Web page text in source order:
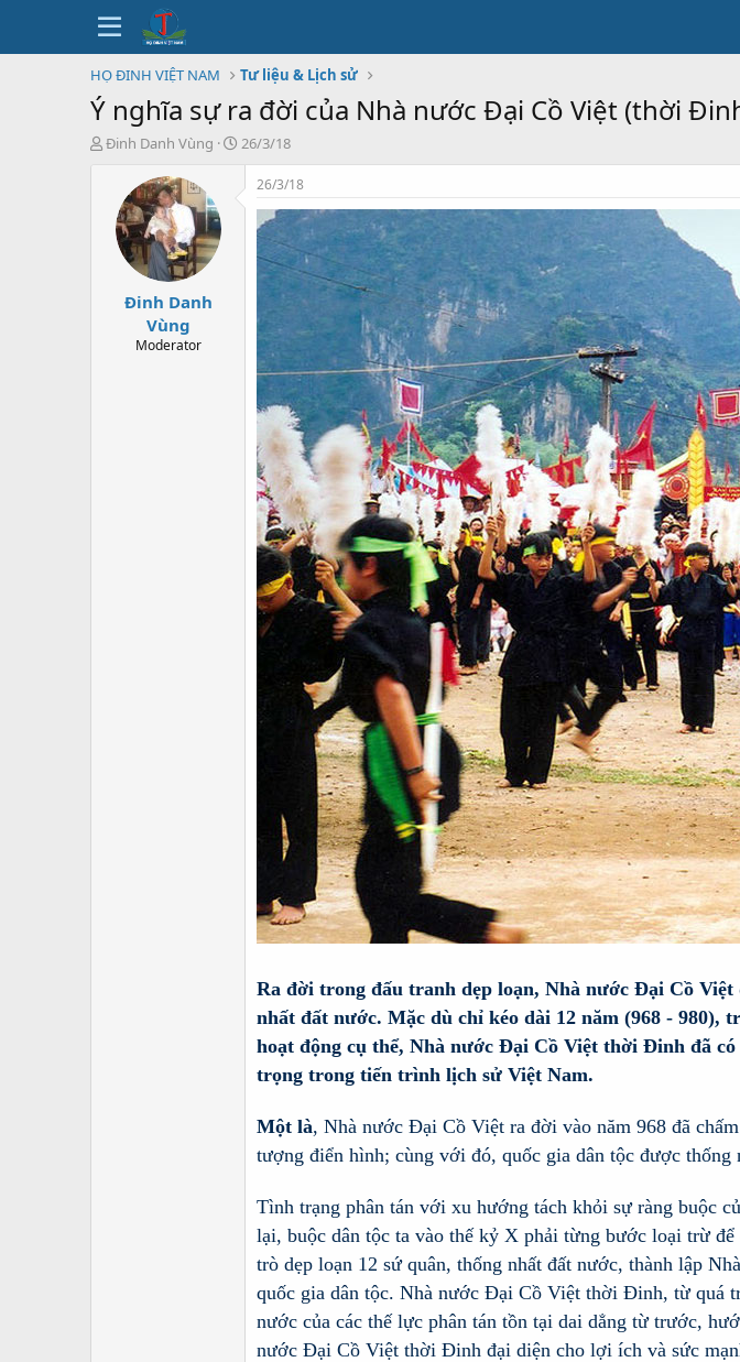
HỌ ĐINH VIỆT NAM Tư liệu & Lịch sử
Ý nghĩa sự ra đời của Nhà nước Đại Cồ Việt (thời
T
Đinh Danh Vùng
N
g
26/3/18
Đinh Danh
Vùng
Moderator
26/3/18
Ra đời trong đấu tranh dẹp loạn, Nhà nước Đại Cồ
nhất đất nước. Mặc dù chỉ kéo dài 12 năm (968 -
hoạt động cụ thể, Nhà nước Đại Cồ Việt thời Đinh đã
trọng trong tiến trình lịch sử Việt Nam.
Một là, Nhà nước Đại Cồ Việt ra đời vào năm 968 đã
tượng điển hình; cùng với đó, quốc gia dân tộc được
Tình trạng phân tán với xu hướng tách khỏi sự ràng buộc
lại, buộc dân tộc ta vào thế kỷ X phải từng bước loại trừ
trò dẹp loạn 12 sứ quân, thống nhất đất nước, thành lập
quốc gia dân tộc. Nhà nước Đại Cồ Việt thời Đinh, từ quá
nước của các thế lực phân tán tồn tại dai dẳng từ trước,
nước Đại Cồ Việt thời Đinh đại diện cho lợi ích và sức